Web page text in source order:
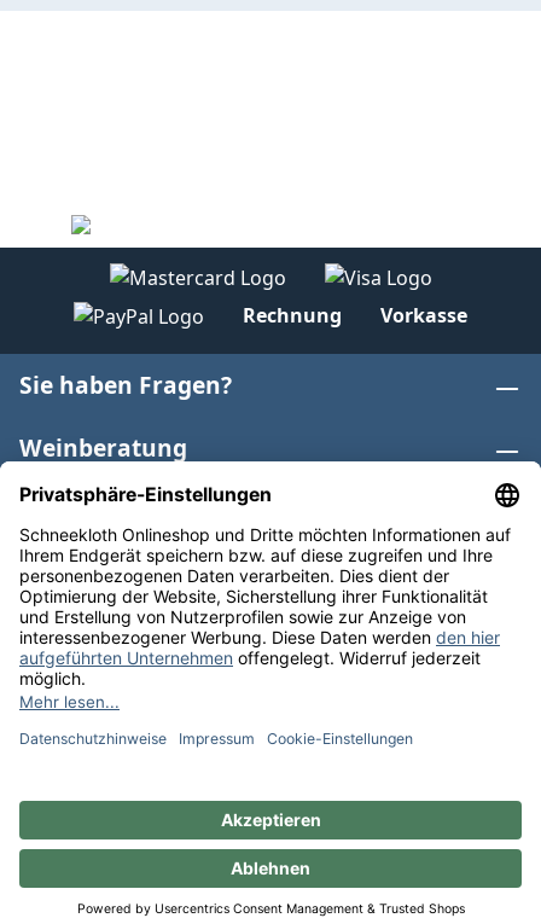
Rechnung Vorkasse
Sie haben Fragen?
Weinberatung
Informationen
Weinkategorien
Internationaler Wein
* Alle Preise inkl. gesetzl. Mehrwertsteuer zzgl.
anders angegeben. Bioprodukte im Bio-Kontrollverfahren
** Kostenfreie Lieferung ab 75 € Bestellwert in DE. Werktags
versandfertig in 24h.